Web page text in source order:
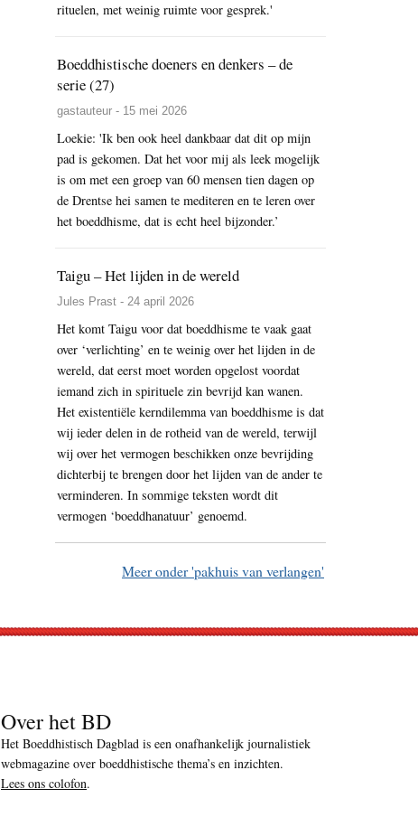
rituelen, met weinig ruimte voor gesprek.'
Boeddhistische doeners en denkers – de
serie (27)
gastauteur - 15 mei 2026
Loekie: 'Ik ben ook heel dankbaar dat dit op mijn
pad is gekomen. Dat het voor mij als leek mogelijk
is om met een groep van 60 mensen tien dagen op
de Drentse hei samen te mediteren en te leren over
het boeddhisme, dat is echt heel bijzonder.’
Taigu – Het lijden in de wereld
Jules Prast - 24 april 2026
Het komt Taigu voor dat boeddhisme te vaak gaat
over ‘verlichting’ en te weinig over het lijden in de
wereld, dat eerst moet worden opgelost voordat
iemand zich in spirituele zin bevrijd kan wanen.
Het existentiële kerndilemma van boeddhisme is dat
wij ieder delen in de rotheid van de wereld, terwijl
wij over het vermogen beschikken onze bevrijding
dichterbij te brengen door het lijden van de ander te
verminderen. In sommige teksten wordt dit
vermogen ‘boeddhanatuur’ genoemd.
Meer onder 'pakhuis van verlangen'
Over het BD
Het Boeddhistisch Dagblad is een onafhankelijk journalistiek
webmagazine over boeddhistische thema’s en inzichten.
Lees ons colofon.